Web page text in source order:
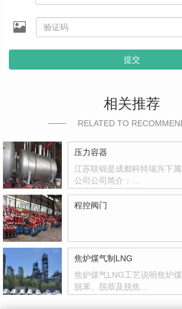
提交
相关推荐
RELATED TO
压力容器
江苏联锦是成都科特瑞兴下
公司公司简介：…
程控阀门
焦炉煤气制LNG
焦炉煤气LNG工艺说明焦炉
脱苯、脱萘及脱焦…